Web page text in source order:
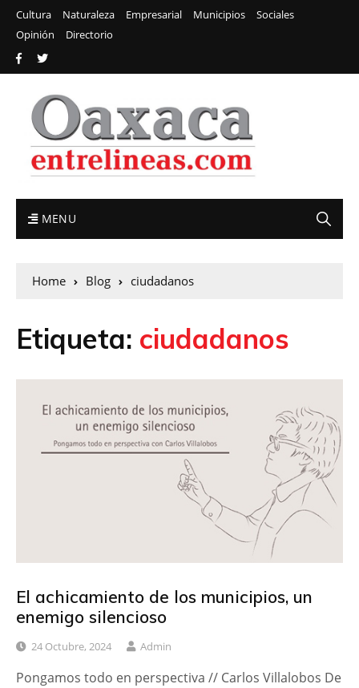
Cultura Naturaleza Empresarial Municipios
Sociales
Opinión
Directorio
MENU
Home Blog ciudadanos
Etiqueta: ciudadanos
El achicamiento de los municipios, un
enemigo silencioso
24 Octubre, 2024 Admin
Pongamos todo en perspectiva // Carlos Villalobos De